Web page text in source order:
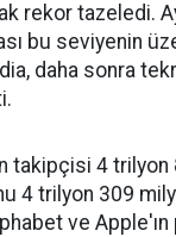
rekor tazeledi.
bu seviyenin
daha sonra
takipçisi 4
4 trilyon 309
ve